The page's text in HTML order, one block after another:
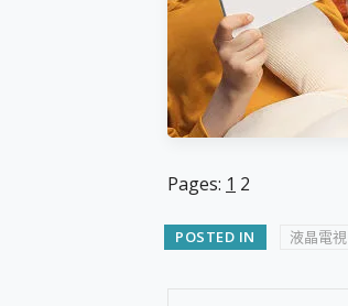
Pages: 1 2
POSTED IN 液晶電視